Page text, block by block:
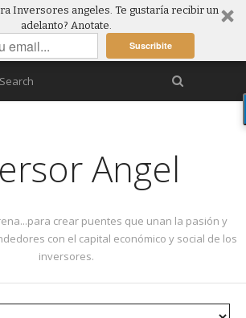
Inversores angeles. Te gustaría recibir un
adelanto? Anotate.
Suscribite
Angel
crear puentes que unan la pasión y
con el capital económico y social de los
inversores.